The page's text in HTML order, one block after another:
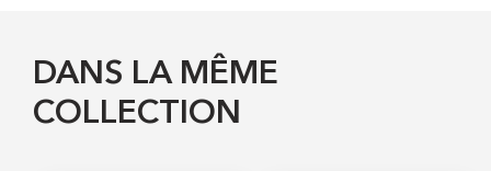
DANS LA MÊME
COLLECTION